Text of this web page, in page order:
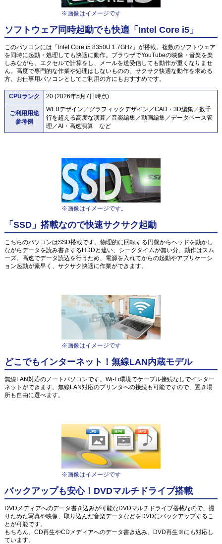
※画像はイメージです
ソフトウェア同時起動でも快適「Intel Core i5」
このパソコンには「Intel Core i5 8350U 1.7GHz」が搭載。複数のソフトウェア
を同時に起動・処理しても快適に動作。ブラウザでYouTubeの映像・音楽を楽
しみながら、エクセルで計算をし、メールを送受信しても動作が重くなりませ
ん。高度で専門的な作業や処理はしないものの、サクサク快適な動作を求める
方、お仕事用パソコンとしてご利用の方にもおすすめです。
CPUランク 20 (2026年5月7日時点)
ご利用用途
参考例
WEBデザイン／グラフィックデザイン／CAD・3D編集／数千
行を超える高度な演算／音楽編集／動画編集／データベース管
理／AI・高速演算 など
※画像はイメージです。
「SSD」搭載なので快速サクサク起動
こちらのパソコンはSSD搭載です。物理的に回転する円盤からヘッドを動かし
ながらデータを読み書きするHDDと違い、シークタイムが無い分、動作はスム
ーズ。高速でデータ読込を行うため、電源を入れてからの起動やアプリケーシ
ョン起動が素早く、サクサク快適に作業ができます。
※画像はイメージです
どこでもインターネット！無線LAN内蔵モデル
無線LAN対応のノートパソコンです。Wi-Fi環境でケーブル接続なしでインター
ネットができます。無線LAN対応のプリンタへの接続も可能ですので、置き場
所も自由に選べます。
※画像はイメージです
バックアップも安心！DVDマルチドライブ搭載
DVDメディアへのデータ書き込みが可能なDVDマルチドライブ搭載なので、撮
りためた写真や映像、取り込んだ音楽データなどをDVDにバックアップするこ
とが可能です。
もちろん、CD再生やCDメディアへのデータ書き込み、DVD再生※にも対応し
ています。